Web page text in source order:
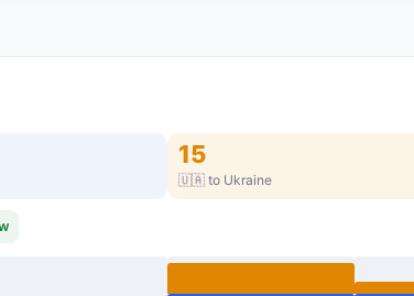
15
🇺🇦 to Ukraine